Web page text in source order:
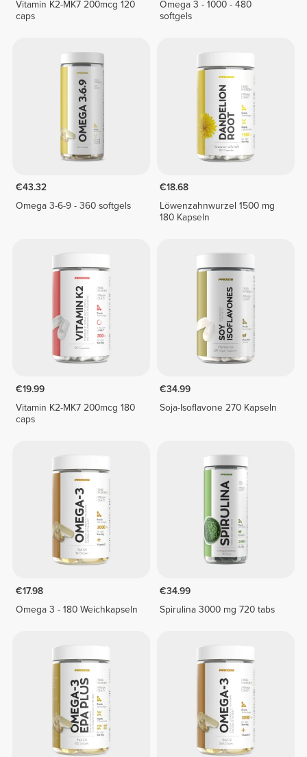
Vitamin K2-MK7 200mcg 120
caps
Omega 3 - 1000 - 480
softgels
€43.32
Omega 3-6-9 - 360 softgels
€18.68
Löwenzahnwurzel 1500 mg
180 Kapseln
€19.99
Vitamin K2-MK7 200mcg 180
caps
€34.99
Soja-Isoflavone 270 Kapseln
€17.98
Omega 3 - 180 Weichkapseln
€34.99
Spirulina 3000 mg 720 tabs